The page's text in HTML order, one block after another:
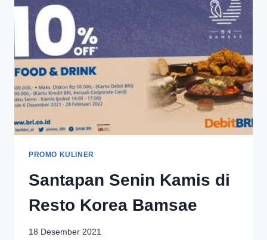
PROMO KULINER
Santapan Senin Kamis di
Resto Korea Bamsae
18 Desember 2021